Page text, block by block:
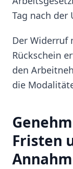
Tag nach der
Der Widerruf
Rückschein
den
die
Fristen